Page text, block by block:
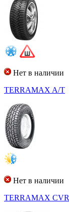
Нет в наличии
TERRAMAX A/T
Нет в наличии
TERRAMAX CVR